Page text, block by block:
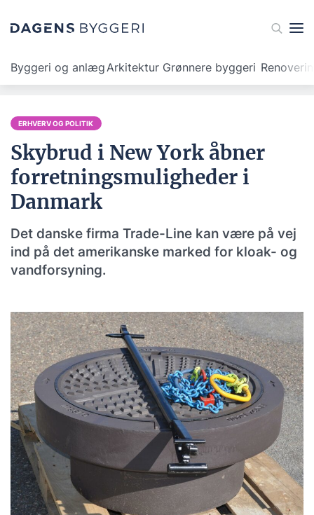
Byggeri og anlægArkitektur Grønnere byggeri
ERHVERV OG POLITIK
Skybrud i New York åbner
forretningsmuligheder i
Danmark
Det danske firma Trade-Line kan være på vej
ind på det amerikanske marked for kloak- og
vandforsyning.